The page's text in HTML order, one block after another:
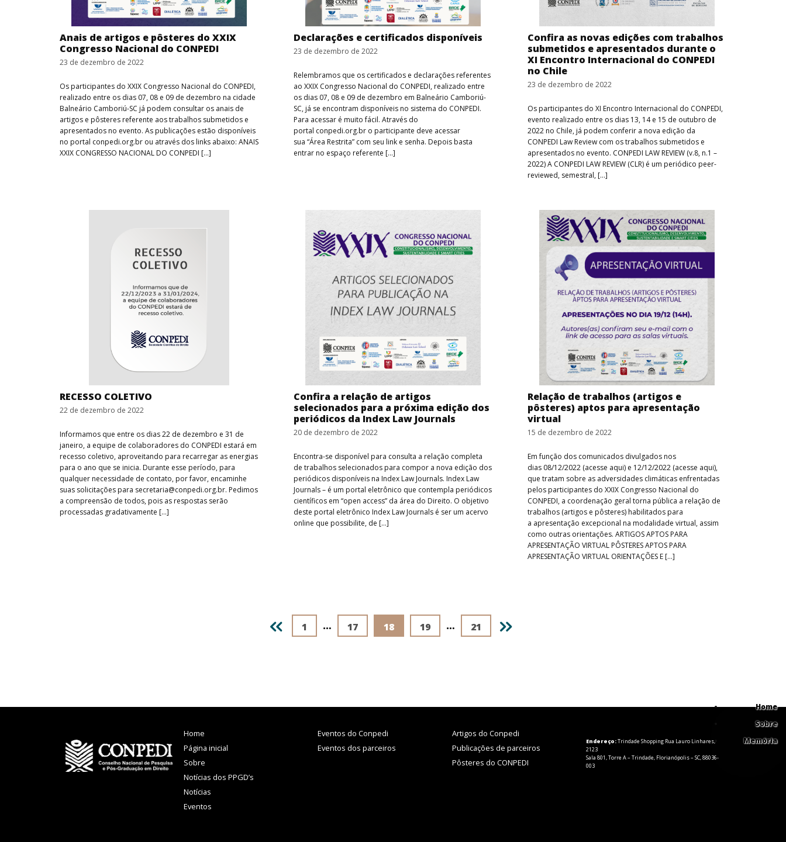
Anais de artigos e pôsteres do XXIX
Congresso Nacional do CONPEDI
23 de dezembro de 2022
Os participantes do XXIX Congresso Nacional do CONPEDI,
realizado entre os dias 07, 08 e 09 de dezembro na cidade
Balneário Camboriú-SC já podem consultar os anais de
artigos e pôsteres referente aos trabalhos submetidos e
apresentados no evento. As publicações estão disponíveis
no portal conpedi.org.br ou através dos links abaixo: ANAIS
XXIX CONGRESSO NACIONAL DO CONPEDI […]
Declarações e certificados disponíveis
23 de dezembro de 2022
Relembramos que os certificados e declarações referentes
ao XXIX Congresso Nacional do CONPEDI, realizado entre
os dias 07, 08 e 09 de dezembro em Balneário Camboriú-
SC, já se encontram disponíveis no sistema do CONPEDI.
Para acessar é muito fácil. Através do
portal conpedi.org.br o participante deve acessar
sua “Área Restrita” com seu link e senha. Depois basta
entrar no espaço referente […]
Confira as novas edições com trabalhos
submetidos e apresentados durante o
XI Encontro Internacional do CONPEDI
no Chile
23 de dezembro de 2022
Os participantes do XI Encontro Internacional do CONPEDI,
evento realizado entre os dias 13, 14 e 15 de outubro de
2022 no Chile, já podem conferir a nova edição da
CONPEDI Law Review com os trabalhos submetidos e
apresentados no evento. CONPEDI LAW REVIEW (v.8, n.1 –
2022) A CONPEDI LAW REVIEW (CLR) é um periódico peer-
reviewed, semestral, […]
RECESSO COLETIVO
22 de dezembro de 2022
Informamos que entre os dias 22 de dezembro e 31 de
janeiro, a equipe de colaboradores do CONPEDI estará em
recesso coletivo, aproveitando para recarregar as energias
para o ano que se inicia. Durante esse período, para
qualquer necessidade de contato, por favor, encaminhe
suas solicitações para secretaria@conpedi.org.br. Pedimos
a compreensão de todos, pois as respostas serão
processadas gradativamente […]
Confira a relação de artigos
selecionados para a próxima edição dos
periódicos da Index Law Journals
20 de dezembro de 2022
Encontra-se disponível para consulta a relação completa
de trabalhos selecionados para compor a nova edição dos
periódicos disponíveis na Index Law Journals. Index Law
Journals – é um portal eletrônico que contempla periódicos
científicos em “open access” da área do Direito. O objetivo
deste portal eletrônico Index Law Journals é ser um acervo
online que possibilite, de […]
Relação de trabalhos (artigos e
pôsteres) aptos para apresentação
virtual
15 de dezembro de 2022
Em função dos comunicados divulgados nos
dias 08/12/2022 (acesse aqui) e 12/12/2022 (acesse aqui),
que tratam sobre as adversidades climáticas enfrentadas
pelos participantes do XXIX Congresso Nacional do
CONPEDI, a coordenação geral torna pública a relação de
trabalhos (artigos e pôsteres) habilitados para
a apresentação excepcional na modalidade virtual, assim
como outras orientações. ARTIGOS APTOS PARA
APRESENTAÇÃO VIRTUAL PÔSTERES APTOS PARA
APRESENTAÇÃO VIRTUAL ORIENTAÇÕES E […]
PREV 1 … 17 18 19 … 21 NEXT
Home
Sobre
Memória
Home
Página inicial
Sobre
Notícias dos PPGD’s
Notícias
Eventos
Eventos do Conpedi
Eventos dos parceiros
Artigos do Conpedi
Publicações de parceiros
Pôsteres do CONPEDI
Endereço:Trindade Shopping Rua Lauro Linhares,
2123
Sala 801, Torre A – Trindade, Florianópolis – SC, 88036-
003